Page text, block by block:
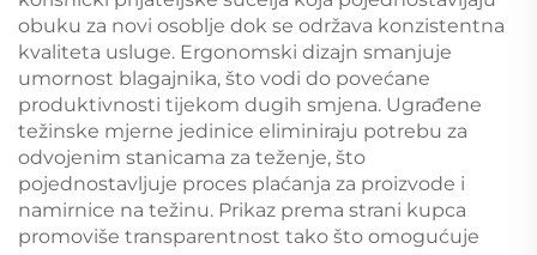
obuku za novi osoblje dok se održava konzistentna
kvaliteta usluge. Ergonomski dizajn smanjuje
umornost blagajnika, što vodi do povećane
produktivnosti tijekom dugih smjena. Ugrađene
težinske mjerne jedinice eliminiraju potrebu za
odvojenim stanicama za teženje, što
pojednostavljuje proces plaćanja za proizvode i
namirnice na težinu. Prikaz prema strani kupca
promoviše transparentnost tako što omogućuje